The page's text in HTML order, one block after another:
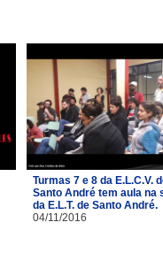
Turmas 7 e 8 da E.L.C.V.
Santo André tem aula na
da E.L.T. de Santo André.
04/11/2016